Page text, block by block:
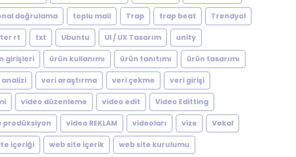
doğrulama toplu mail Trap trap beat Trendyol
rt txt Ubuntu UI / UX Tasarım unity
girişleri ürün kullanımı ürün tanıtımı ürün tasarımı
veri araştırma veri çekme veri girişi
video düzenleme video edit Video Editting
prodüksiyon video REKLAM videoları vize Vokal
içeriği web site içerik web site kurulumu